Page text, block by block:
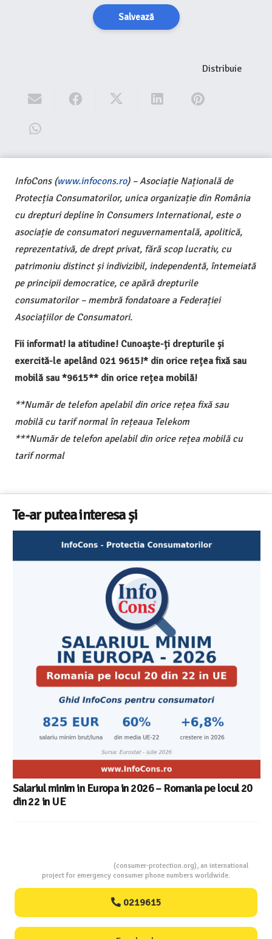
Salvează
Distribuie
InfoCons (www.infocons.ro) – Asociație Națională de
Protecția Consumatorilor, unica organizație din România
cu drepturi depline în Consumers International, este o
asociație de consumatori neguvernamentală, apolitică,
reprezentativă, de drept privat, fără scop lucrativ, cu
patrimoniu distinct și indivizibil, independentă, întemeiată
pe principii democratice, ce apără drepturile
consumatorilor – membră fondatoare a Federației
Asociațiilor de Consumatori.
Fii informat! Ia atitudine! Cunoaște-ți drepturile și
exercită-le apelând 021 9615!* din orice rețea fixă sau
mobilă sau *9615** din orice rețea mobilă!
**Număr de telefon apelabil din orice rețea fixă sau
mobilă cu tarif normal în rețeaua Telekom
***Număr de telefon apelabil din orice rețea mobilă cu
tarif normal
Te-ar putea interesa și
Cele mai bune masini de spalat vase independente cu
Aplicatia InfoCons
(consumer-protection.org), an international
project for emergency consumer phone numbers worldwide.
0219615